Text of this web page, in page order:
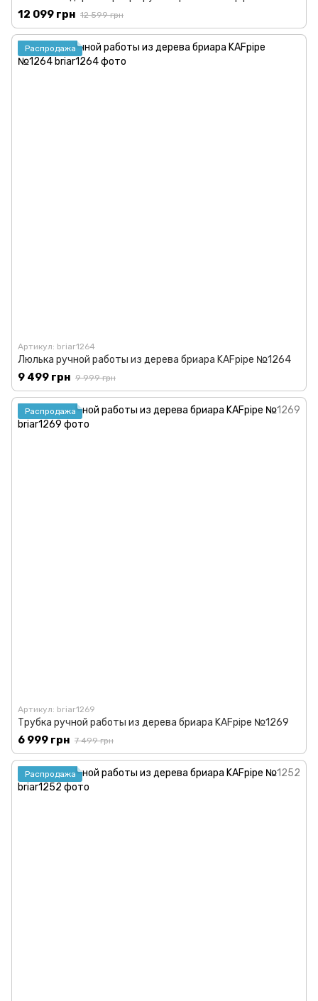
12 099 грн 12 599 грн
Распродажа
Артикул: briar1264
Люлька ручной работы из дерева бриара KAFpipe №1264
9 499 грн 9 999 грн
Распродажа
Артикул: briar1269
Трубка ручной работы из дерева бриара KAFpipe №1269
6 999 грн 7 499 грн
Распродажа